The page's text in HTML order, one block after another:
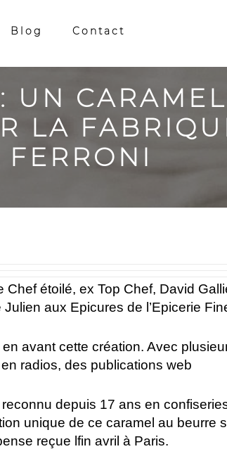
Blog Contact
UN
LA
étoilé, ex Top Chef, David
aux Epicures de l’Epicerie
avant cette création. Avec
radios, des publications web
depuis 17 ans en
unique de ce caramel au beurre
reçue lfin avril à Paris.